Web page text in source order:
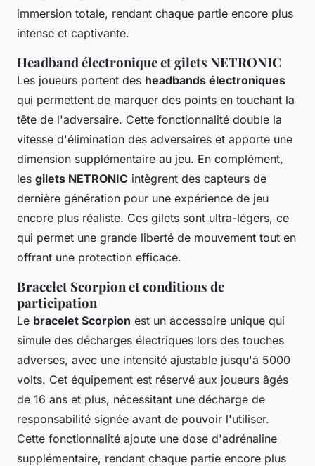
immersion totale, rendant chaque partie encore plus
intense et captivante.
Headband électronique et gilets NETRONIC
Les joueurs portent des headbands électroniques
qui permettent de marquer des points en touchant la
tête de l'adversaire. Cette fonctionnalité double la
vitesse d'élimination des adversaires et apporte une
dimension supplémentaire au jeu. En complément,
les gilets NETRONIC intègrent des capteurs de
dernière génération pour une expérience de jeu
encore plus réaliste. Ces gilets sont ultra-légers, ce
qui permet une grande liberté de mouvement tout en
offrant une protection efficace.
Bracelet Scorpion et conditions de
participation
Le bracelet Scorpion est un accessoire unique qui
simule des décharges électriques lors des touches
adverses, avec une intensité ajustable jusqu'à 5000
volts. Cet équipement est réservé aux joueurs âgés
de 16 ans et plus, nécessitant une décharge de
responsabilité signée avant de pouvoir l'utiliser.
Cette fonctionnalité ajoute une dose d'adrénaline
supplémentaire, rendant chaque partie encore plus